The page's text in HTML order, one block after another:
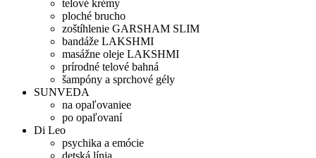
telové krémy
ploché brucho
zoštíhlenie GARSHAM SLIM
bandáže LAKSHMI
masážne oleje LAKSHMI
prírodné telové bahná
šampóny a sprchové gély
SUNVEDA
na opaľovaniee
po opaľovaní
Di Leo
psychika a emócie
detská línia